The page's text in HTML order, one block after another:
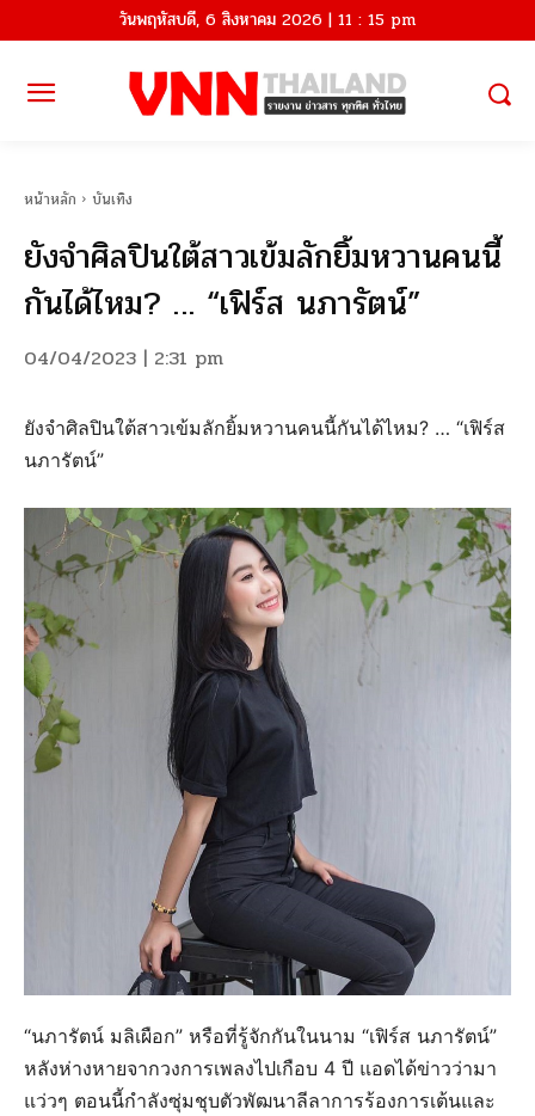
วันพฤหัสบดี, 6 สิงหาคม 2026 | 11 : 15 pm
หน้าหลัก บันเทิง
ยังจำศิลปินใต้สาวเข้มลักยิ้มหวานคนนี้
กันได้ไหม? … “เฟิร์ส นภารัตน์”
04/04/2023 | 2:31 pm
ยังจำศิลปินใต้สาวเข้มลักยิ้มหวานคนนี้กันได้ไหม? … “เฟิร์ส
นภารัตน์”
“นภารัตน์ มลิเผือก” หรือที่รู้จักกันในนาม “เฟิร์ส นภารัตน์”
หลังห่างหายจากวงการเพลงไปเกือบ 4 ปี แอดได้ข่าวว่ามา
แว่วๆ ตอนนี้กำลังซุ่มชุบตัวพัฒนาลีลาการร้องการเต้นและ